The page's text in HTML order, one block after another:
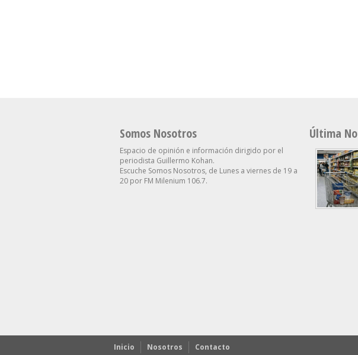
Somos Nosotros
Espacio de opinión e información dirigido por el
periodista Guillermo Kohan.
Escuche Somos Nosotros, de Lunes a viernes de 19 a
20 por FM Milenium 106.7.
Última
Inicio Nosotros Contacto